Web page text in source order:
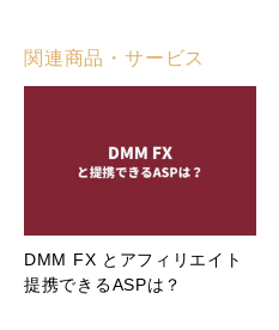
関連商品・サービス
DMM FX とアフィリエイト
提携できるASPは？